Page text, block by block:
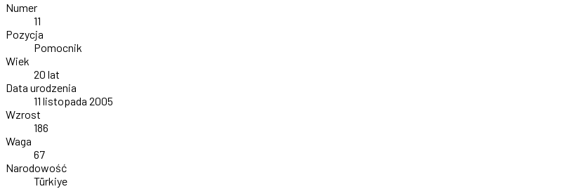
Numer
11
Pozycja
Pomocnik
Wiek
20 lat
Data urodzenia
11 listopada 2005
Wzrost
186
Waga
67
Narodowość
Türkiye